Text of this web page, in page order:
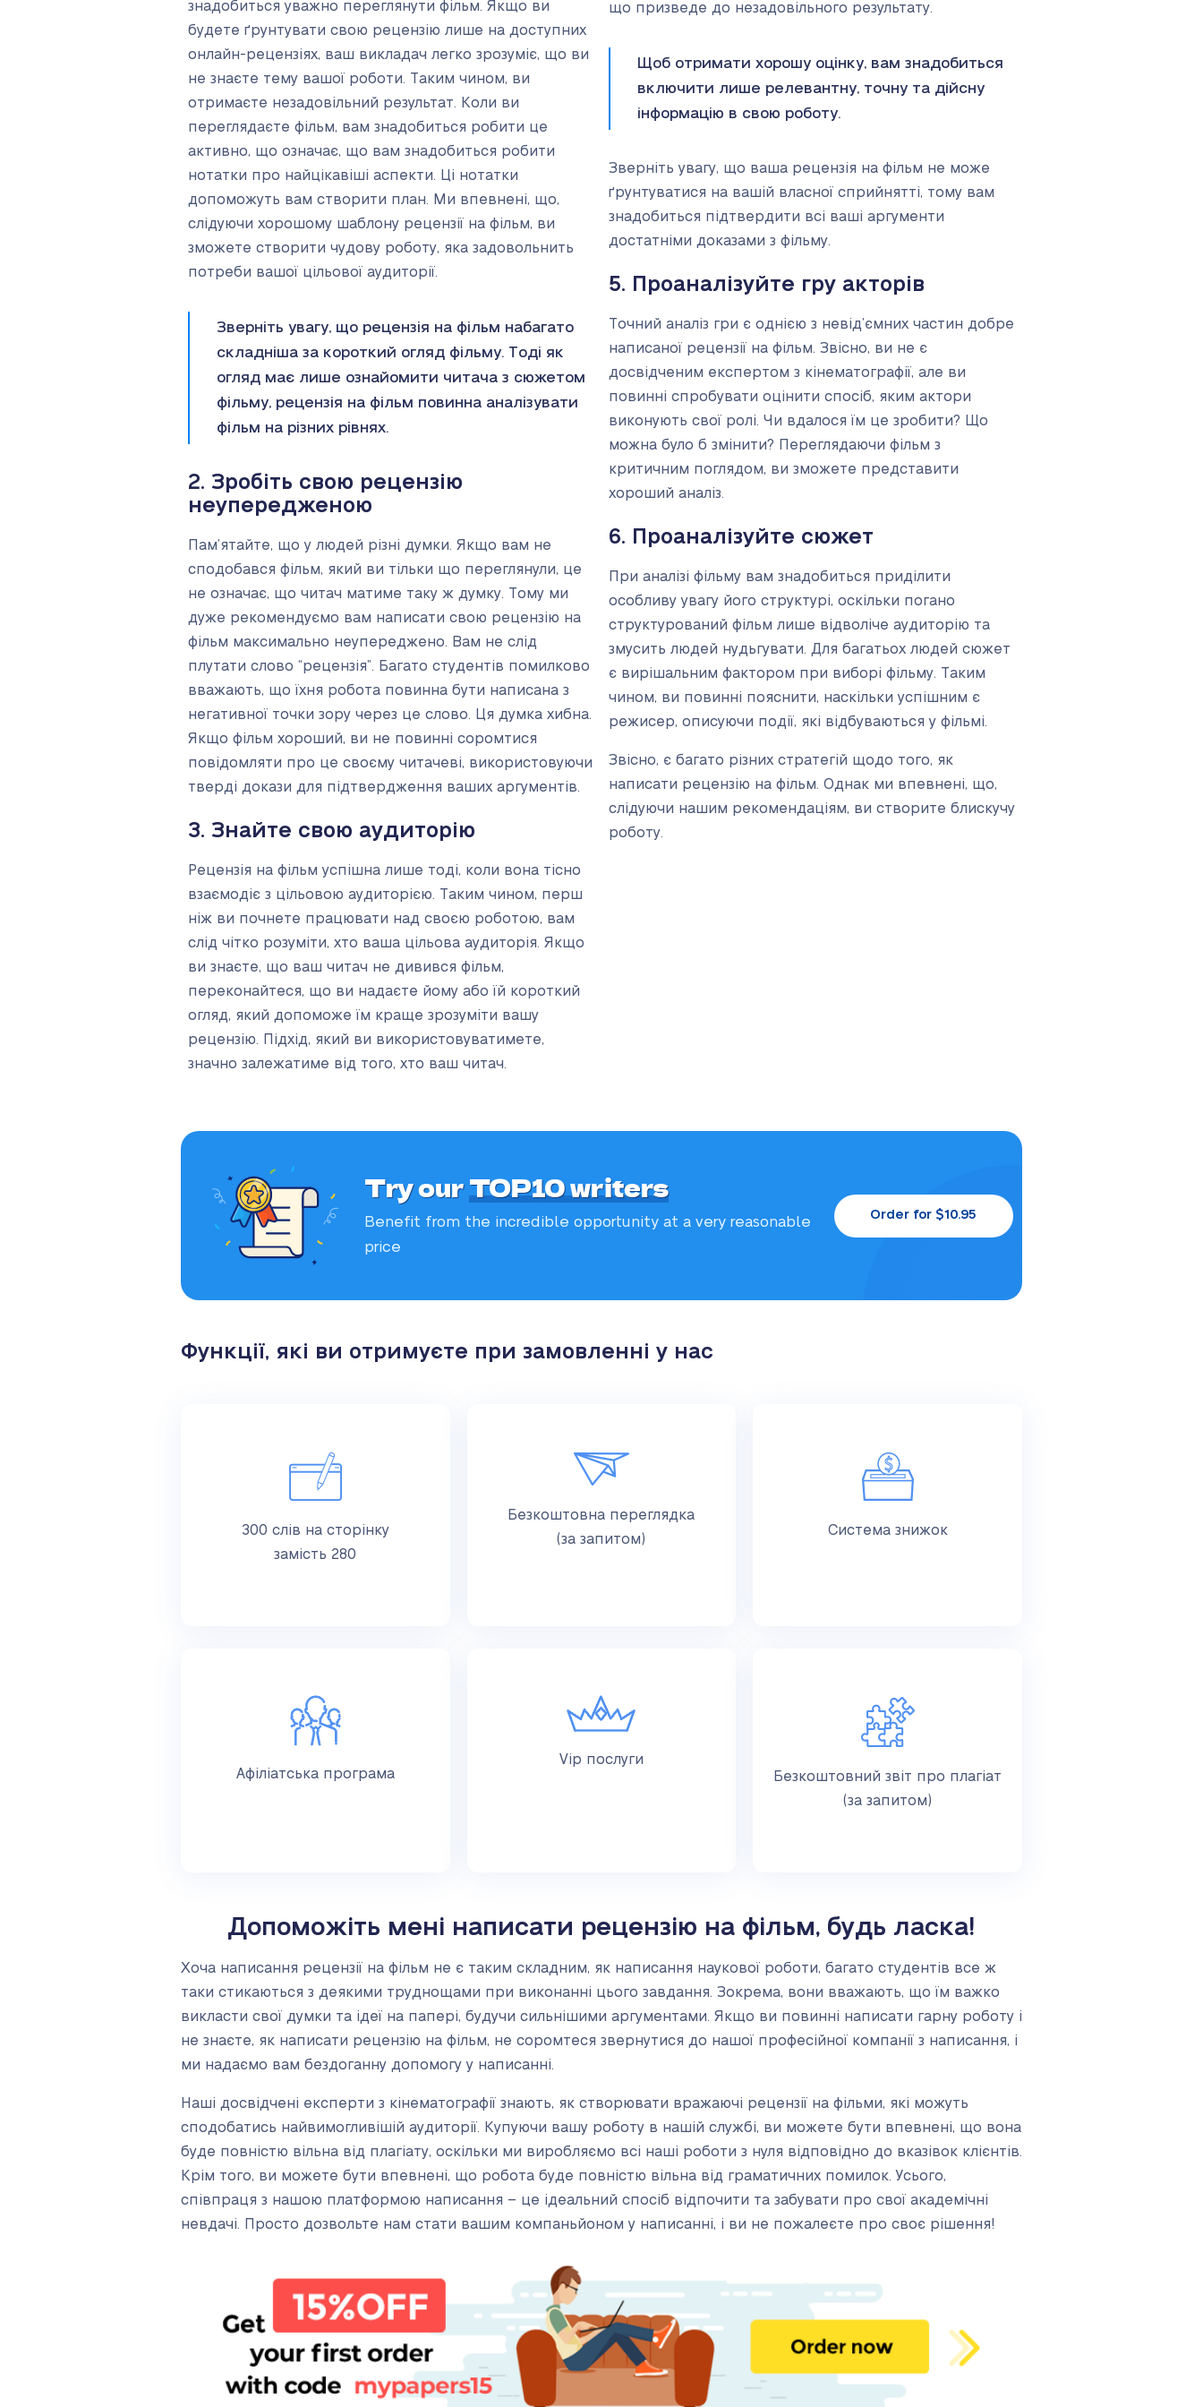
знадобиться уважно переглянути фільм. Якщо ви
будете ґрунтувати свою рецензію лише на доступних
онлайн-рецензіях, ваш викладач легко зрозуміє, що ви
не знаєте тему вашої роботи. Таким чином, ви
отримаєте незадовільний результат. Коли ви
переглядаєте фільм, вам знадобиться робити це
активно, що означає, що вам знадобиться робити
нотатки про найцікавіші аспекти. Ці нотатки
допоможуть вам створити план. Ми впевнені, що,
слідуючи хорошому шаблону рецензії на фільм, ви
зможете створити чудову роботу, яка задовольнить
потреби вашої цільової аудиторії.
Зверніть увагу, що рецензія на фільм набагато
складніша за короткий огляд фільму. Тоді як
огляд має лише ознайомити читача з сюжетом
фільму, рецензія на фільм повинна аналізувати
фільм на різних рівнях.
2. Зробіть свою рецензію
неупередженою
Пам’ятайте, що у людей різні думки. Якщо вам не
сподобався фільм, який ви тільки що переглянули, це
не означає, що читач матиме таку ж думку. Тому ми
дуже рекомендуємо вам написати свою рецензію на
фільм максимально неупереджено. Вам не слід
плутати слово “рецензія”. Багато студентів помилково
вважають, що їхня робота повинна бути написана з
негативної точки зору через це слово. Ця думка хибна.
Якщо фільм хороший, ви не повинні соромтися
повідомляти про це своєму читачеві, використовуючи
тверді докази для підтвердження ваших аргументів.
3. Знайте свою аудиторію
Рецензія на фільм успішна лише тоді, коли вона тісно
взаємодіє з цільовою аудиторією. Таким чином, перш
ніж ви почнете працювати над своєю роботою, вам
слід чітко розуміти, хто ваша цільова аудиторія. Якщо
ви знаєте, що ваш читач не дивився фільм,
переконайтеся, що ви надаєте йому або їй короткий
огляд, який допоможе їм краще зрозуміти вашу
рецензію. Підхід, який ви використовуватимете,
значно залежатиме від того, хто ваш читач.
що призведе до незадовільного результату.
Щоб отримати хорошу оцінку, вам знадобиться
включити лише релевантну, точну та дійсну
інформацію в свою роботу.
Зверніть увагу, що ваша рецензія на фільм не може
ґрунтуватися на вашій власної сприйнятті, тому вам
знадобиться підтвердити всі ваші аргументи
достатніми доказами з фільму.
5. Проаналізуйте гру акторів
Точний аналіз гри є однією з невід’ємних частин добре
написаної рецензії на фільм. Звісно, ви не є
досвідченим експертом з кінематографії, але ви
повинні спробувати оцінити спосіб, яким актори
виконують свої ролі. Чи вдалося їм це зробити? Що
можна було б змінити? Переглядаючи фільм з
критичним поглядом, ви зможете представити
хороший аналіз.
6. Проаналізуйте сюжет
При аналізі фільму вам знадобиться приділити
особливу увагу його структурі, оскільки погано
структурований фільм лише відволіче аудиторію та
змусить людей нудьгувати. Для багатьох людей сюжет
є вирішальним фактором при виборі фільму. Таким
чином, ви повинні пояснити, наскільки успішним є
режисер, описуючи події, які відбуваються у фільмі.
Звісно, є багато різних стратегій щодо того, як
написати рецензію на фільм. Однак ми впевнені, що,
слідуючи нашим рекомендаціям, ви створите блискучу
роботу.
Try ourTOP10 writers
Benefit from the incredible opportunity at a very reasonable
price
Order for $10.95
Функції, які ви отримуєте при замовленні у нас
300 слів на сторінку
замість 280
Безкоштовна переглядка
(за запитом)
Система знижок
Афіліатська програма
Vip послуги
Безкоштовний звіт про плагіат
(за запитом)
Допоможіть мені написати рецензію на фільм, будь ласка!
Хоча написання рецензії на фільм не є таким складним, як написання наукової роботи, багато студентів все ж
таки стикаються з деякими труднощами при виконанні цього завдання. Зокрема, вони вважають, що їм важко
викласти свої думки та ідеї на папері, будучи сильнішими аргументами. Якщо ви повинні написати гарну роботу і
не знаєте, як написати рецензію на фільм, не соромтеся звернутися до нашої професійної компанії з написання, і
ми надаємо вам бездоганну допомогу у написанні.
Наші досвідчені експерти з кінематографії знають, як створювати вражаючі рецензії на фільми, які можуть
сподобатись найвимогливішій аудиторії. Купуючи вашу роботу в нашій службі, ви можете бути впевнені, що вона
буде повністю вільна від плагіату, оскільки ми виробляємо всі наші роботи з нуля відповідно до вказівок клієнтів.
Крім того, ви можете бути впевнені, що робота буде повністю вільна від граматичних помилок. Усього,
співпраця з нашою платформою написання – це ідеальний спосіб відпочити та забувати про свої академічні
невдачі. Просто дозвольте нам стати вашим компаньйоном у написанні, і ви не пожалеєте про своє рішення!